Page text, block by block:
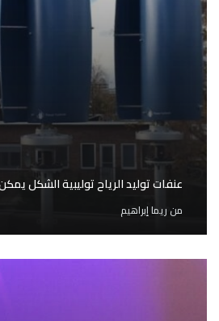
عنفات توليد الرياح توليبية الشكل
من ريما إبراهيم